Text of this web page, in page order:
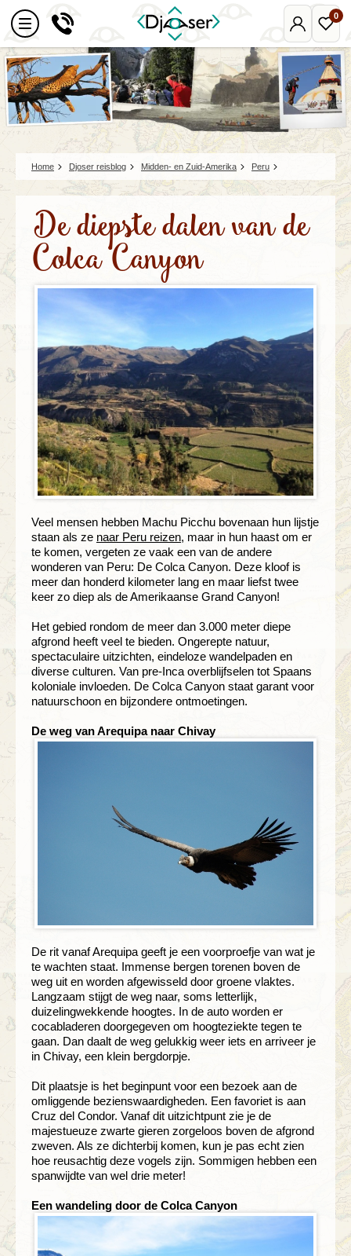
Mijn
Djoser
0
Home Djoser reisblog Midden- en Zuid-Amerika Peru
De diepste dalen van de
Colca Canyon
Veel mensen hebben Machu Picchu bovenaan hun lijstje
staan als ze naar Peru reizen, maar in hun haast om er
te komen, vergeten ze vaak een van de andere
wonderen van Peru: De Colca Canyon. Deze kloof is
meer dan honderd kilometer lang en maar liefst twee
keer zo diep als de Amerikaanse Grand Canyon!
Het gebied rondom de meer dan 3.000 meter diepe
afgrond heeft veel te bieden. Ongerepte natuur,
spectaculaire uitzichten, eindeloze wandelpaden en
diverse culturen. Van pre-Inca overblijfselen tot Spaans
koloniale invloeden. De Colca Canyon staat garant voor
natuurschoon en bijzondere ontmoetingen.
De weg van Arequipa naar Chivay
De rit vanaf Arequipa geeft je een voorproefje van wat je
te wachten staat. Immense bergen torenen boven de
weg uit en worden afgewisseld door groene vlaktes.
Langzaam stijgt de weg naar, soms letterlijk,
duizelingwekkende hoogtes. In de auto worden er
cocabladeren doorgegeven om hoogteziekte tegen te
gaan. Dan daalt de weg gelukkig weer iets en arriveer je
in Chivay, een klein bergdorpje.
Dit plaatsje is het beginpunt voor een bezoek aan de
omliggende bezienswaardigheden. Een favoriet is aan
Cruz del Condor. Vanaf dit uitzichtpunt zie je de
majestueuze zwarte gieren zorgeloos boven de afgrond
zweven. Als ze dichterbij komen, kun je pas echt zien
hoe reusachtig deze vogels zijn. Sommigen hebben een
spanwijdte van wel drie meter!
Een wandeling door de Colca Canyon